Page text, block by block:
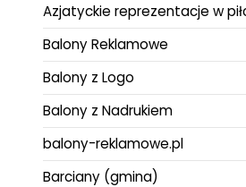
Azjatyckie reprezentacje w
Balony Reklamowe
Balony z Logo
Balony z Nadrukiem
balony-reklamowe.pl
Barciany (gmina)